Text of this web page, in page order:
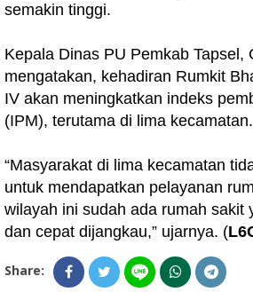
semakin tinggi.
Kepala Dinas PU Pemkab Tapsel,
mengatakan, kehadiran Rumkit
IV akan meningkatkan indeks
(IPM), terutama di lima kecamatan.
“Masyarakat di lima kecamatan
untuk mendapatkan pelayanan
wilayah ini sudah ada rumah sakit
dan cepat dijangkau,” ujarnya. (
Share: